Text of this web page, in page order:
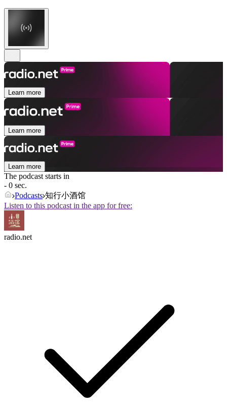
Learn more
Learn more
Learn more
The podcast starts in
- 0 sec.
Podcasts 知行小酒馆
Listen to this podcast in the app for free:
radio.net